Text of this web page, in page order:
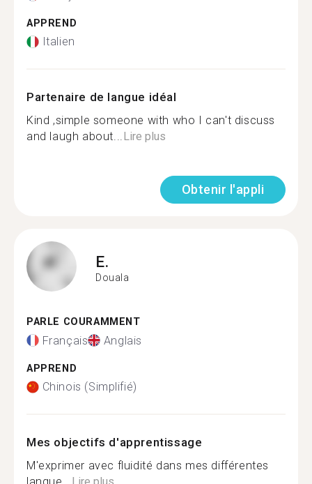
APPREND
Italien
Partenaire de langue idéal
Kind ,simple someone with who I can't discuss
and laugh about...Lire plus
Obtenir l'appli
E.
Douala
PARLE COURAMMENT
Français Anglais
APPREND
Chinois (Simplifié)
Mes objectifs d'apprentissage
M'exprimer avec fluidité dans mes différentes